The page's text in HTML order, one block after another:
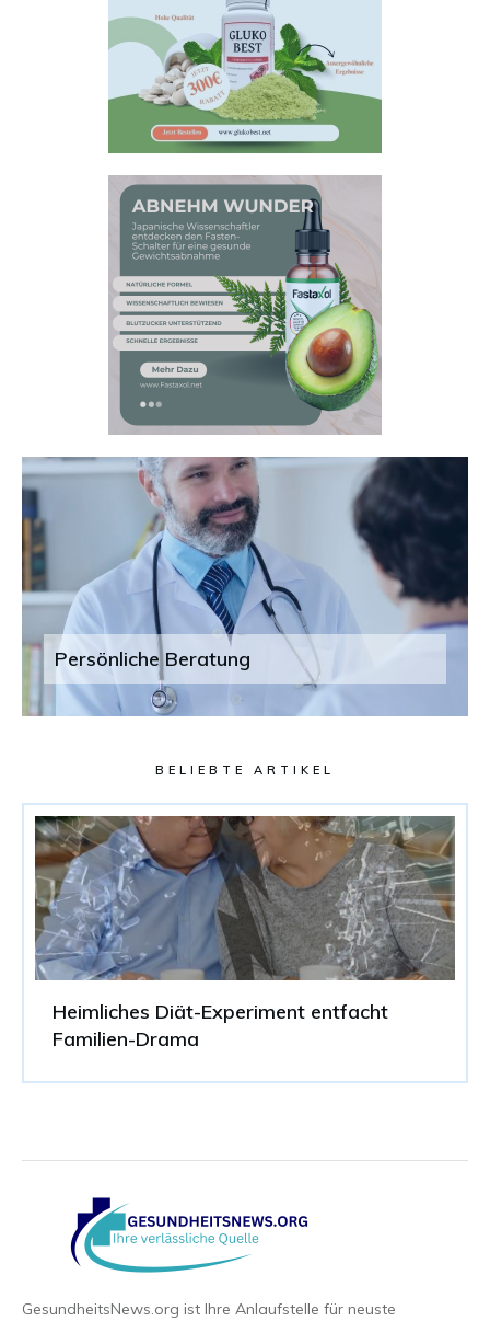
Persönliche Beratung
BELIEBTE ARTIKEL
Heimliches Diät-Experiment entfacht
Familien-Drama
GesundheitsNews.org ist Ihre Anlaufstelle für neuste